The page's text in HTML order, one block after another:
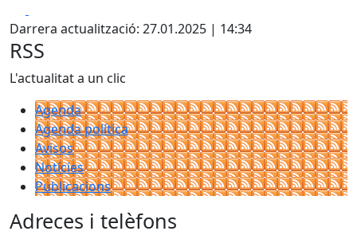
Darrera actualització: 27.01.2025 | 14:34
RSS
L'actualitat a un clic
Agenda
Agenda política
Avisos
Notícies
Publicacions
Adreces i telèfons